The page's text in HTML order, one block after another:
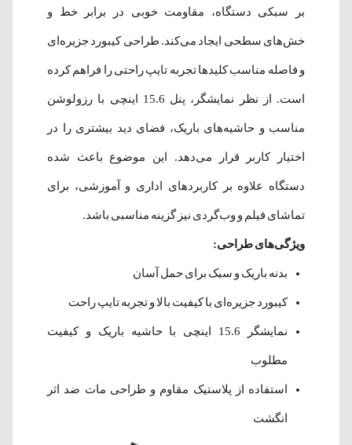
بر سبکی دستگاه، مقاومت خوبی در برابر خط و
خش‌های سطحی ایجاد می‌کند. طراحی کیبورد جزیره‌ای
و فاصله مناسب کلیدها تجربه تایپ راحتی را فراهم کرده
است. از نظر نمایشگر، پنل 15.6 اینچی با رزولوشن
مناسب و حاشیه‌های باریک، فضای دید بیشتری را در
اختیار کاربر قرار می‌دهد. این موضوع باعث شده
دستگاه علاوه بر کاربردهای اداری و آموزشی، برای
تماشای فیلم و وب‌گردی نیز گزینه مناسبی باشد.
ویژگی‌های طراحی:
بدنه باریک و سبک برای حمل آسان
کیبورد جزیره‌ای با کیفیت بالا و تجربه تایپ راحت
نمایشگر 15.6 اینچی با حاشیه باریک و کیفیت
مطلوب
استفاده از پلاستیک مقاوم و طراحی مات ضد اثر
انگشت